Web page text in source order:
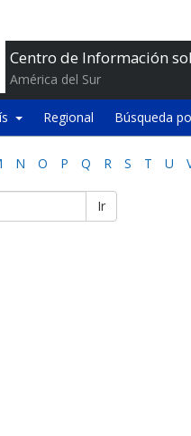
Centro de Información
América del Sur
Regional Búsqueda
N O P Q R S T U
Ir